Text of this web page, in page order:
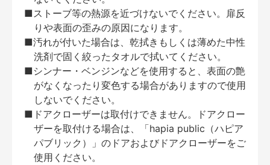
■ストーブ等の熱源を近づけないでください。扉反
りや表面の歪みの原因になります。
■汚れが付いた場合は、乾拭きもしくは薄めた中性
洗剤で固く絞ったタオルで拭いてください。
■シンナー・ベンジンなどを使用すると、表面の艶
がなくなったり変色する場合がありますので使用
しないでください。
■ドアクローザーは取付けできません。ドアクロー
ザーを取付ける場合は、「hapia public（ハピア
パブリック）」のドアおよびドアクローザーをご
使用ください。